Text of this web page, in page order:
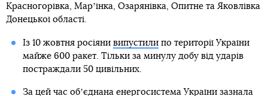
Красногорівка, Марʼїнка, Озарянівка, Опитне та Яковлівка
Донецької області.
Із 10 жовтня росіяни випустилипо території України
майже 600 ракет. Тільки за минулу добу від ударів
постраждали 50 цивільних.
За цей час обʼєднана енергосистема України зазнала